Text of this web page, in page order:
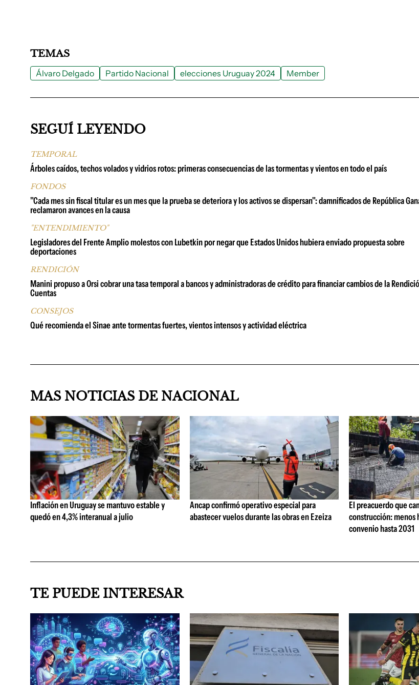
TEMAS
Álvaro Delgado Partido Nacional elecciones Uruguay 2024 Member
SEGUÍ LEYENDO
TEMPORAL
Árboles caídos, techos volados y vidrios rotos: primeras consecuencias de las tormentas y vientos en todo el país
FONDOS
"Cada mes sin fiscal titular es un mes que la prueba se deteriora y los activos se dispersan": damnificados de República
reclamaron avances en la causa
"ENTENDIMIENTO"
Legisladores del Frente Amplio molestos con Lubetkin por negar que Estados Unidos hubiera enviado propuesta sobre
deportaciones
RENDICIÓN
Manini propuso a Orsi cobrar una tasa temporal a bancos y administradoras de crédito para financiar cambios de la
Cuentas
CONSEJOS
Qué recomienda el Sinae ante tormentas fuertes, vientos intensos y actividad eléctrica
MAS NOTICIAS DE NACIONAL
Inflación en Uruguay se mantuvo estable y
quedó en 4,3% interanual a julio
Ancap confirmó operativo especial para
abastecer vuelos durante las obras en Ezeiza
El preacuerdo que
construcción: menos
convenio hasta 2031
TE PUEDE INTERESAR